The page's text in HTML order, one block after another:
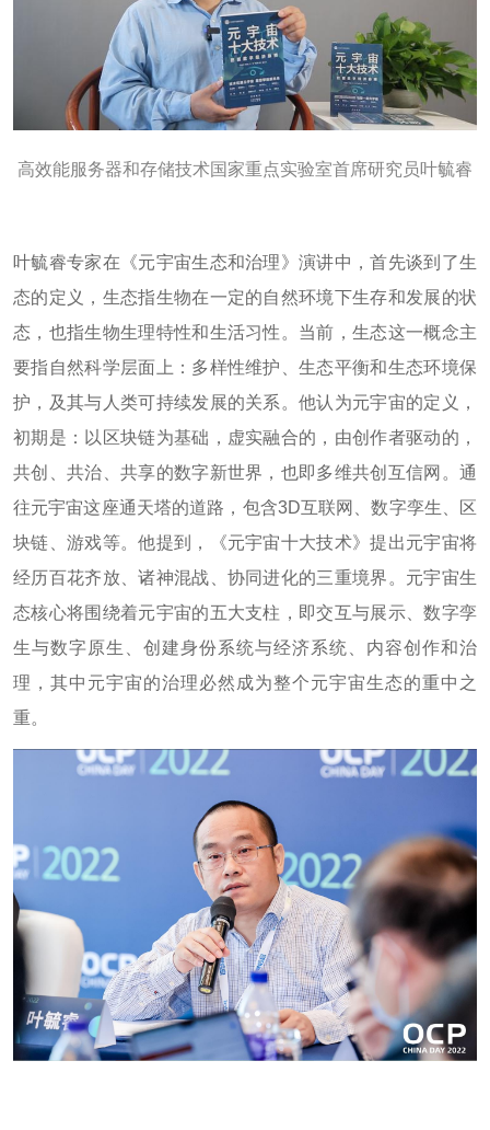
高效能服务器和存储技术国家重点实验室首席研究员叶毓睿
叶毓睿专家在《元宇宙生态和治理》演讲中，首先谈到了生
态的定义，生态指生物在一定的自然环境下生存和发展的状
态，也指生物生理特性和生活习性。当前，生态这一概念主
要指自然科学层面上：多样性维护、生态平衡和生态环境保
护，及其与人类可持续发展的关系。他认为元宇宙的定义，
初期是：以区块链为基础，虚实融合的，由创作者驱动的，
共创、共治、共享的数字新世界，也即多维共创互信网。通
往元宇宙这座通天塔的道路，包含3D互联网、数字孪生、区
块链、游戏等。他提到，《元宇宙十大技术》提出元宇宙将
经历百花齐放、诸神混战、协同进化的三重境界。元宇宙生
态核心将围绕着元宇宙的五大支柱，即交互与展示、数字孪
生与数字原生、创建身份系统与经济系统、内容创作和治
理，其中元宇宙的治理必然成为整个元宇宙生态的重中之
重。